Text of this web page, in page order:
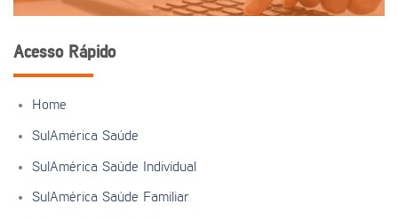
Acesso Rápido
Home
SulAmérica Saúde
SulAmérica Saúde Individual
SulAmérica Saúde Familiar